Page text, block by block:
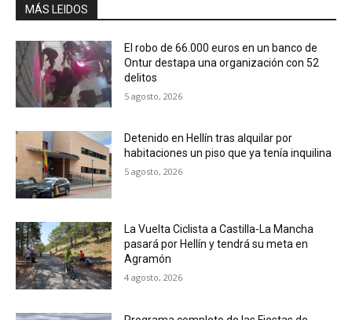
MÁS LEIDOS
El robo de 66.000 euros en un banco de
Ontur destapa una organización con 52
delitos
5 agosto, 2026
Detenido en Hellín tras alquilar por
habitaciones un piso que ya tenía inquilina
5 agosto, 2026
La Vuelta Ciclista a Castilla-La Mancha
pasará por Hellín y tendrá su meta en
Agramón
4 agosto, 2026